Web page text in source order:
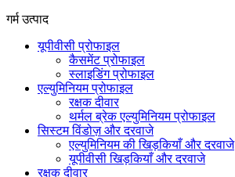
गर्म उत्पाद
यूपीवीसी प्रोफाइल
कैसमेंट प्रोफाइल
स्लाइडिंग प्रोफाइल
एल्युमिनियम प्रोफाइल
रक्षक दीवार
थर्मल ब्रेक एल्युमिनियम प्रोफाइल
सिस्टम विंडोज़ और दरवाजे
एल्युमिनियम की खिड़कियाँ और दरवाजे
यूपीवीसी खिड़कियाँ और दरवाजे
रक्षक दीवार